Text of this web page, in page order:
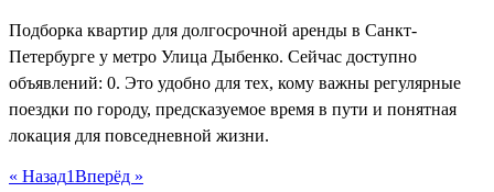
Подборка квартир для долгосрочной аренды в Санкт-
Петербурге у метро Улица Дыбенко. Сейчас доступно
объявлений: 0. Это удобно для тех, кому важны регулярные
поездки по городу, предсказуемое время в пути и понятная
локация для повседневной жизни.
« Назад1Вперёд »